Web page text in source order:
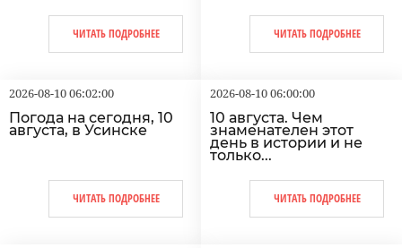
ЧИТАТЬ ПОДРОБНЕЕ ЧИТАТЬ ПОДРОБНЕЕ
2026-08-10 06:02:00
Погода на сегодня, 10
августа, в Усинске
ЧИТАТЬ ПОДРОБНЕЕ
2026-08-10 06:00:00
10 августа. Чем
знаменателен этот
день в истории и не
только...
ЧИТАТЬ ПОДРОБНЕЕ